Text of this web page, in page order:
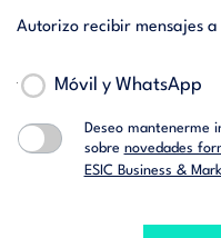
Autorizo recibir mensajes
Móvil y WhatsApp
Deseo mantenerme
sobre novedades
ESIC Business &